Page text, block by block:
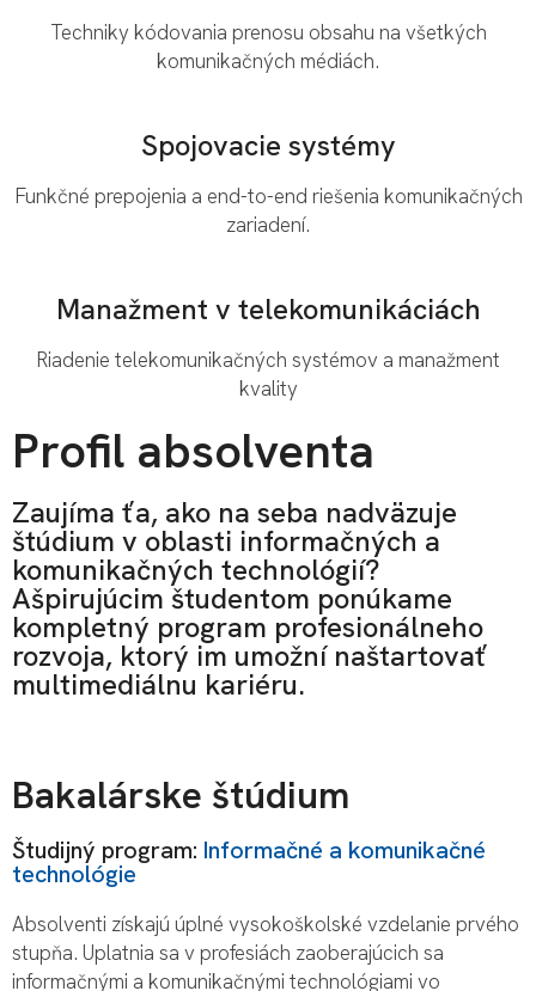
Techniky kódovania prenosu obsahu na všetkých
komunikačných médiách.
Spojovacie systémy
Funkčné prepojenia a end-to-end riešenia komunikačných
zariadení.
Manažment v telekomunikáciách
Riadenie telekomunikačných systémov a manažment
kvality
Profil absolventa
Zaujíma ťa, ako na seba nadväzuje
štúdium v oblasti informačných a
komunikačných technológií?
Ašpirujúcim študentom ponúkame
kompletný program profesionálneho
rozvoja, ktorý im umožní naštartovať
multimediálnu kariéru.
Bakalárske štúdium
Študijný program: Informačné a komunikačné
technológie
Absolventi získajú úplné vysokoškolské vzdelanie prvého
stupňa. Uplatnia sa v profesiách zaoberajúcich sa
informačnými a komunikačnými technológiami vo